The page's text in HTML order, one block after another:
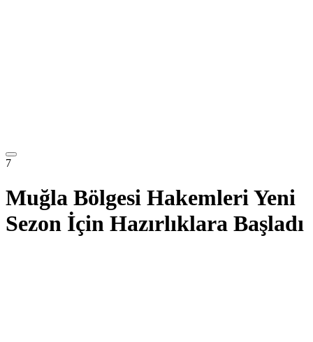
7
Muğla Bölgesi Hakemleri Yeni
Sezon İçin Hazırlıklara Başladı